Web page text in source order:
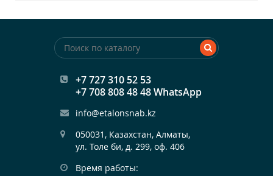
+7 727 310 52 53
+7 708 808 48 48 WhatsApp
info@etalonsnab.kz
050031, Казахстан, Алматы,
ул. Толе би, д. 299, оф. 406
Время работы: